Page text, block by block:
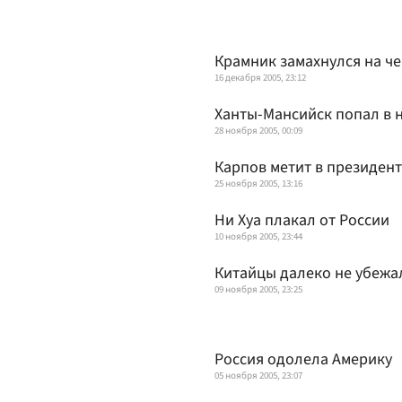
Крамник замахнулся на
16 декабря 2005, 23:12
Ханты-Мансийск попал в
28 ноября 2005, 00:09
Карпов метит в
25 ноября 2005, 13:16
Ни Хуа плакал от России
10 ноября 2005, 23:44
Китайцы далеко не
09 ноября 2005, 23:25
Россия одолела Америку
05 ноября 2005, 23:07